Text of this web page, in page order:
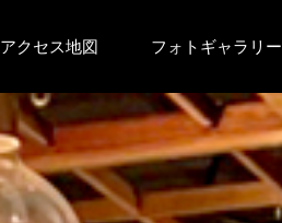
アクセス地図 フォトギャラリー